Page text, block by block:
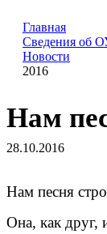
Главная
Сведения об
Новости
2016
Нам
28.10.2016
Нам песня
Она, как друг,